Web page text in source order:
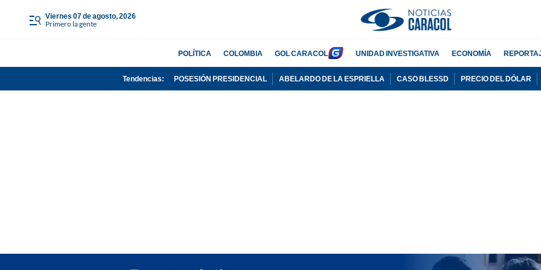
viernes 07 de agosto, 2026
Primero la gente
POLÍTICA COLOMBIA GOL CARACOL UNIDAD INVESTIGATIVA ECONOMÍA
Tendencias: POSESIÓN PRESIDENCIAL ABELARDO DE LA ESPRIELLA CASO BLESSD PRECIO DEL DÓLAR